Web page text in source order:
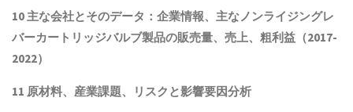
10 主な会社とそのデータ ：企業情報、主なノンライジングレ
バーカートリッジバルブ製品の販売量、売上、粗利益（2017-
2022）
11 原材料、産業課題、リスクと影響要因分析